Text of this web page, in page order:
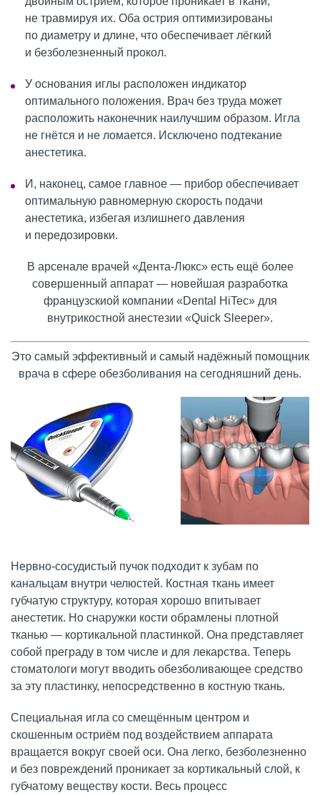
не травмируя их. Оба острия оптимизированы
по диаметру и длине, что обеспечивает лёгкий
и безболезненный прокол.
У основания иглы расположен индикатор
оптимального положения. Врач без труда может
расположить наконечник наилучшим образом. Игла
не гнётся и не ломается. Исключено подтекание
анестетика.
И, наконец, самое главное — прибор обеспечивает
оптимальную равномерную скорость подачи
анестетика, избегая излишнего давления
и передозировки.
В арсенале врачей «Дента-Люкс» есть ещё более
совершенный аппарат — новейшая разработка
французскиой компании «Dental HiTec» для
внутрикостной анестезии «Quick Sleeper».
Это самый эффективный и самый надёжный помощник
врача в сфере обезболивания на сегодняшний день.
Нервно-сосудистый пучок подходит к зубам по
канальцам внутри челюстей. Костная ткань имеет
губчатую структуру, которая хорошо впитывает
анестетик. Но снаружки кости обрамлены плотной
тканью — кортикальной пластинкой. Она представляет
собой преграду в том числе и для лекарства. Теперь
стоматологи могут вводить обезболивающее средство
за эту пластинку, непосредственно в костную ткань.
Специальная игла со смещённым центром и
скошенным остриём под воздействием аппарата
вращается вокруг своей оси. Она легко, безболезненно
и без повреждений проникает за кортикальный слой, к
губчатому веществу кости. Весь процесс